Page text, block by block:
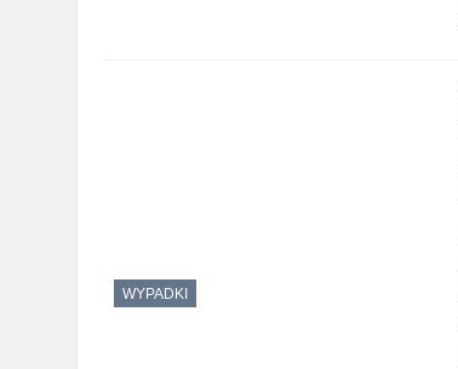
WYPADKI